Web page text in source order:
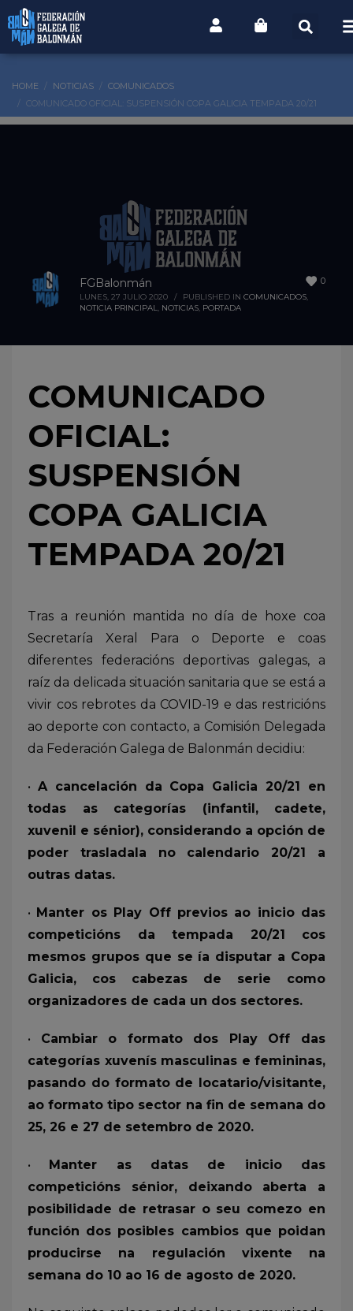
HOME NOTICIAS
COMUNICADOS
COMUNICADO OFICIAL: SUSPENSIÓN COPA GALICIA TEMPADA 20/21
0
FGBalonmán
LUNES, 27 JULIO 2020 / PUBLISHED IN COMUNICADOS,
NOTICIA PRINCIPAL, NOTICIAS, PORTADA
COMUNICADO
OFICIAL:
SUSPENSIÓN
COPA GALICIA
TEMPADA 20/21
Tras a reunión mantida no día de hoxe coa
Secretaría Xeral Para o Deporte e coas
diferentes federacións deportivas galegas, a
raíz da delicada situación sanitaria que se está a
vivir cos rebrotes da COVID-19 e das restricións
ao deporte con contacto, a Comisión Delegada
da Federación Galega de Balonmán decidiu:
• A cancelación da Copa Galicia 20/21 en
todas as categorías (infantil, cadete,
xuvenil e sénior), considerando a opción de
poder trasladala no calendario 20/21 a
outras datas.
• Manter os Play Off previos ao inicio das
competicións da tempada 20/21 cos
mesmos grupos que se ía disputar a Copa
Galicia, cos cabezas de serie como
organizadores de cada un dos sectores.
• Cambiar o formato dos Play Off das
categorías xuvenís masculinas e femininas,
pasando do formato de locatario/visitante,
ao formato tipo sector na fin de semana do
25, 26 e 27 de setembro de 2020.
• Manter as datas de inicio das
competicións sénior, deixando aberta a
posibilidade de retrasar o seu comezo en
función dos posibles cambios que poidan
producirse na regulación vixente na
semana do 10 ao 16 de agosto de 2020.